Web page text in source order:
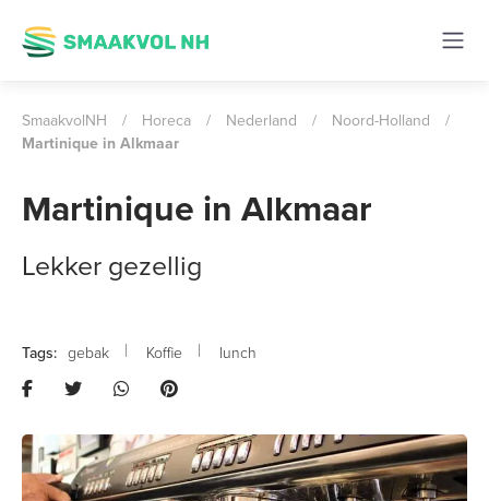
SmaakvolNH / Horeca / Nederland / Noord-Holland
/
Martinique in Alkmaar
Martinique in Alkmaar
Lekker gezellig
gebak Koffie lunch